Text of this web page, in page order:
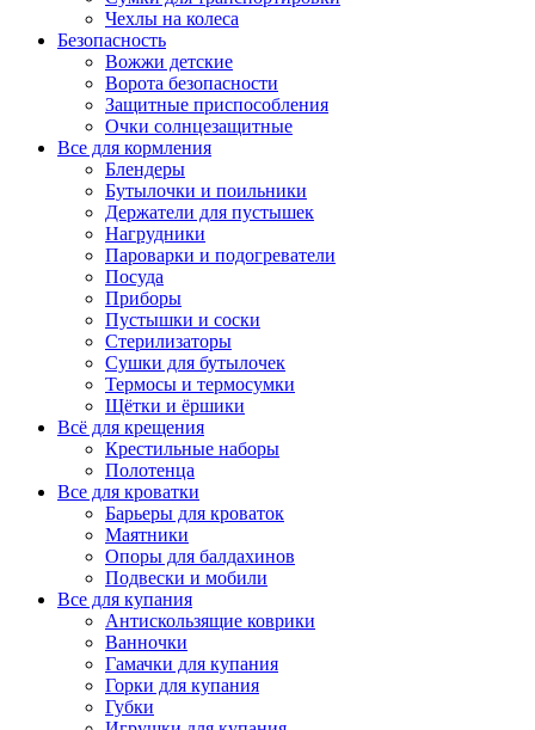
Чехлы на колеса
Безопасность
Вожжи детские
Ворота безопасности
Защитные приспособления
Очки солнцезащитные
Все для кормления
Блендеры
Бутылочки и поильники
Держатели для пустышек
Нагрудники
Пароварки и подогреватели
Посуда
Приборы
Пустышки и соски
Стерилизаторы
Сушки для бутылочек
Термосы и термосумки
Щётки и ёршики
Всё для крещения
Крестильные наборы
Полотенца
Все для кроватки
Барьеры для кроваток
Маятники
Опоры для балдахинов
Подвески и мобили
Все для купания
Антискользящие коврики
Ванночки
Гамачки для купания
Горки для купания
Губки